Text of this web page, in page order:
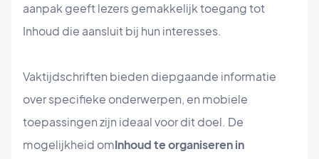
aanpak geeft lezers gemakkelijk toegang tot
Inhoud die aansluit bij hun interesses.
Vaktijdschriften bieden diepgaande informatie
over specifieke onderwerpen, en mobiele
toepassingen zijn ideaal voor dit doel. De
mogelijkheid omInhoud te organiseren in